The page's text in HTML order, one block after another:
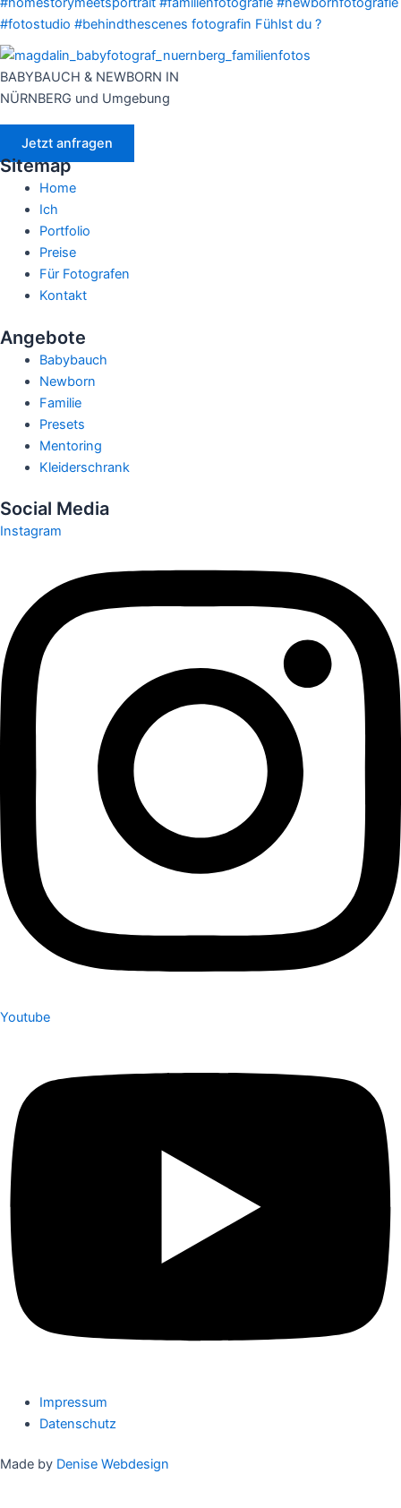
BABYBAUCH & NEWBORN IN
NÜRNBERG und Umgebung
Jetzt anfragen
Sitemap
Home
Ich
Portfolio
Preise
Für Fotografen
Kontakt
Angebote
Babybauch
Newborn
Familie
Presets
Mentoring
Kleiderschrank
Social Media
Instagram
Youtube
Impressum
Datenschutz
Made by Denise Webdesign